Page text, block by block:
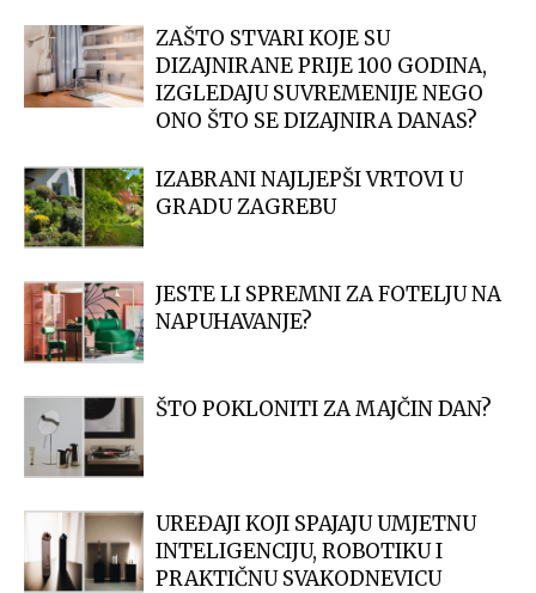
ZAŠTO STVARI KOJE SU
DIZAJNIRANE PRIJE 100 GODINA,
IZGLEDAJU SUVREMENIJE NEGO
ONO ŠTO SE DIZAJNIRA DANAS?
IZABRANI NAJLJEPŠI VRTOVI U
GRADU ZAGREBU
JESTE LI SPREMNI ZA FOTELJU NA
NAPUHAVANJE?
ŠTO POKLONITI ZA MAJČIN DAN?
UREĐAJI KOJI SPAJAJU UMJETNU
INTELIGENCIJU, ROBOTIKU I
PRAKTIČNU SVAKODNEVICU